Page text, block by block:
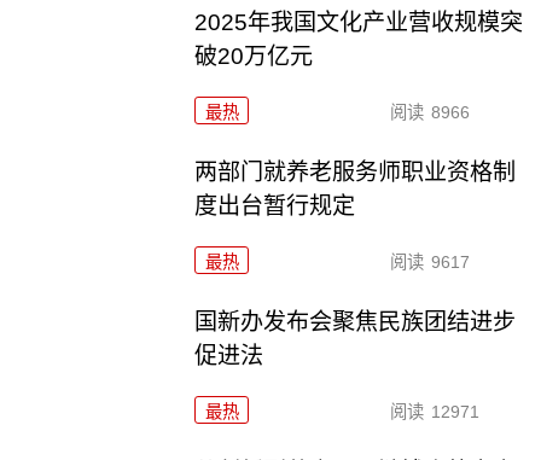
2025年我国文化产业营收规模突
破20万亿元
最热 阅读 8966
两部门就养老服务师职业资格制
度出台暂行规定
最热 阅读 9617
国新办发布会聚焦民族团结进步
促进法
最热 阅读 12971